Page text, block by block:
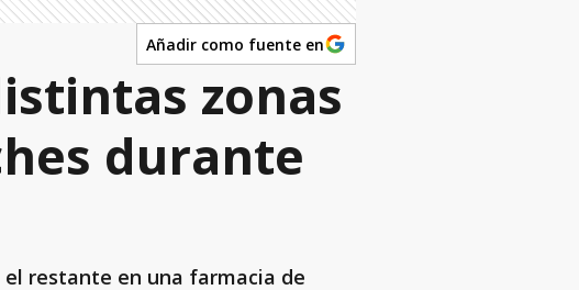
Añadir como fuente en
zonas
durante
restante en una farmacia de